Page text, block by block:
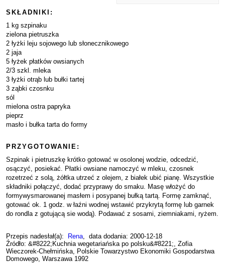
SKŁADNIKI:
1 kg szpinaku
zielona pietruszka
2 łyżki leju sojowego lub słonecznikowego
2 jaja
5 łyżek płatków owsianych
2/3 szkl. mleka
3 łyżki otrąb lub bułki tartej
3 ząbki czosnku
sól
mielona ostra papryka
pieprz
masło i bułka tarta do formy
PRZYGOTOWANIE:
Szpinak i pietruszkę krótko gotować w osolonej wodzie, odcedzić,
osączyć, posiekać. Płatki owsiane namoczyć w mleku, czosnek
rozetrzeć z solą, żółtka utrzeć z olejem, z białek ubić pianę. Wszystkie
składniki połączyć, dodać przyprawy do smaku. Masę włożyć do
formywysmarowanej masłem i posypanej bułką tartą. Formę zamknąć,
gotować ok. 1 godz. w łaźni wodnej wstawić przykrytą formę lub garnek
do rondla z gotującą sie wodą). Podawać z sosami, ziemniakami, ryżem.
Przepis nadesłał(a): Rena, data dodania: 2000-12-18
Źródło: &#8222;Kuchnia wegetariańska po polsku&#8221;, Zofia
Wieczorek-Chełmińska, Polskie Towarzystwo Ekonomiki Gospodarstwa
Domowego, Warszawa 1992